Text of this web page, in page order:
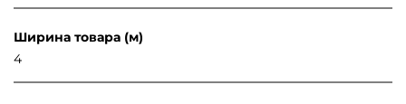
Ширина товара (м)
4